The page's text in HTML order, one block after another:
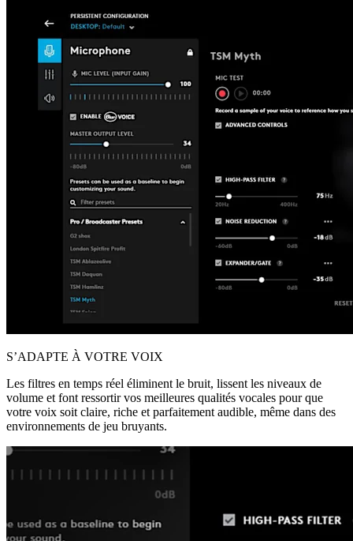
S’ADAPTE À VOTRE VOIX
Les filtres en temps réel éliminent le bruit, lissent les niveaux de
volume et font ressortir vos meilleures qualités vocales pour que
votre voix soit claire, riche et parfaitement audible, même dans des
environnements de jeu bruyants.